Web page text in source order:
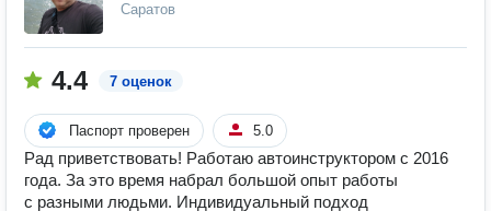
Саратов
4.4 7 оценок
Паспорт проверен 5.0
Рад приветствовать! Работаю автоинструктором с 2016
года. За это время набрал большой опыт работы
с разными людьми. Индивидуальный подход